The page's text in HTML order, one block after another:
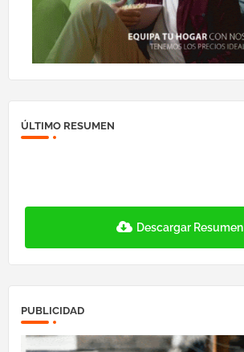
ÚLTIMO RESUMEN
Descargar Resumen
PUBLICIDAD